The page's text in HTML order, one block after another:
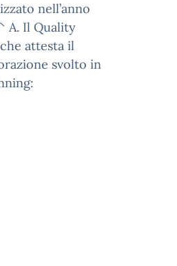
nell’anno
A. Il Quality
attesta il
svolto in